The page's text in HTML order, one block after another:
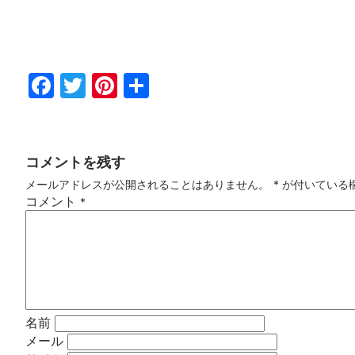
Fac
Twi
Pin
コメントを残す
メールアドレスが公開されることはありません。 * が付いている
コメント *
名前
メール